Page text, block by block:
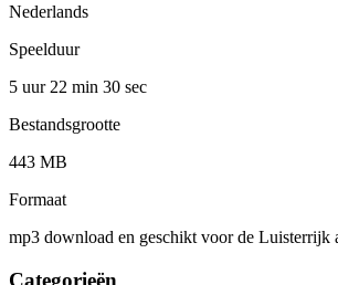
Nederlands
Speelduur
5 uur 22 min 30 sec
Bestandsgrootte
443 MB
Formaat
mp3 download en geschikt voor de Luisterrijk
Categorieën